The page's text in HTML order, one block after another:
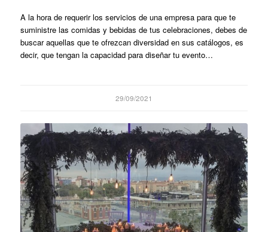
A la hora de requerir los servicios de una empresa para que te
suministre las comidas y bebidas de tus celebraciones, debes de
buscar aquellas que te ofrezcan diversidad en sus catálogos, es
decir, que tengan la capacidad para diseñar tu evento…
29/09/2021